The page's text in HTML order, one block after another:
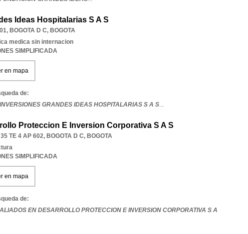
Ideas Hospitalarias S A S
, BOGOTA D C, BOGOTA
medica sin internacion
SIMPLIFICADA
en mapa
de:
INVERSIONES GRANDES IDEAS HOSPITALARIAS S A S...
Proteccion E Inversion Corporativa S A S
TE 4 AP 602, BOGOTA D C, BOGOTA
SIMPLIFICADA
en mapa
de:
ALIADOS EN DESARROLLO PROTECCION E INVERSION CORPORATIVA S A